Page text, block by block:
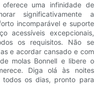
uma infinidade de
significativamente a
incomparável e suporte
acessíveis excepcionais,
os requisitos. Não se
e acordar cansado e com
molas Bonnell e libere o
Diga olá às noites
os dias, pronto para